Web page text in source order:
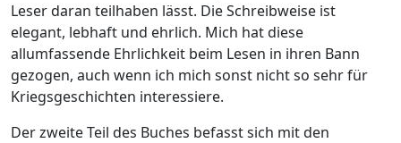
Leser daran teilhaben lässt. Die Schreibweise ist
elegant, lebhaft und ehrlich. Mich hat diese
allumfassende Ehrlichkeit beim Lesen in ihren Bann
gezogen, auch wenn ich mich sonst nicht so sehr für
Kriegsgeschichten interessiere.
Der zweite Teil des Buches befasst sich mit den